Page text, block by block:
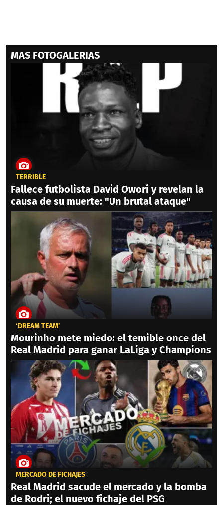
MAS FOTOGALERIAS
TERRIBLE
Fallece futbolista David Owori y revelan la
causa de su muerte: "Un brutal ataque"
‘DREAM TEAM'
Mourinho mete miedo: el temible once del
Real Madrid para ganar LaLiga y Champions
MERCADO DE FICHAJES
Real Madrid sacude el mercado y la bomba
de Rodri; el nuevo fichaje del PSG